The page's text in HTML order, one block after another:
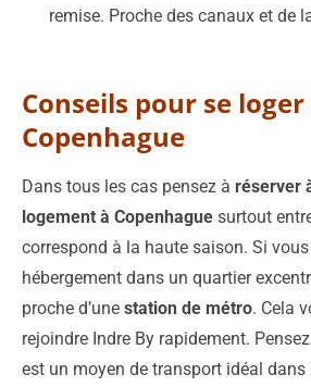
remise. Proche des canaux et de
Conseils pour se loger
Copenhague
Dans tous les cas pensez à réserver
logement à Copenhague surtout
correspond à la haute saison. Si
hébergement dans un quartier
proche d’une station de métro. Cela
rejoindre Indre By rapidement.
est un moyen de transport idéal